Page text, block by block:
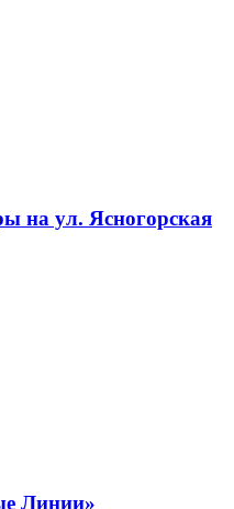
на ул. Ясногорская
Линии»